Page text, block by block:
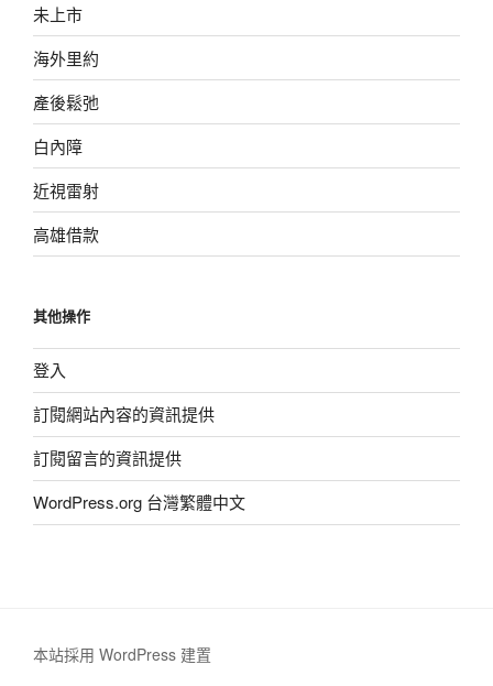
未上市
海外里約
產後鬆弛
白內障
近視雷射
高雄借款
其他操作
登入
訂閱網站內容的資訊提供
訂閱留言的資訊提供
WordPress.org 台灣繁體中文
本站採用 WordPress 建置